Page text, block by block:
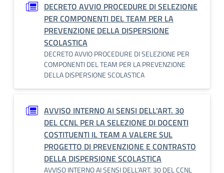
DECRETO AVVIO PROCEDURE DI SELEZIONE
PER COMPONENTI DEL TEAM PER LA
PREVENZIONE DELLA DISPERSIONE
SCOLASTICA
DECRETO AVVIO PROCEDURE DI SELEZIONE PER
COMPONENTI DEL TEAM PER LA PREVENZIONE
DELLA DISPERSIONE SCOLASTICA
AVVISO INTERNO AI SENSI DELL’ART. 30
DEL CCNL PER LA SELEZIONE DI DOCENTI
COSTITUENTI IL TEAM A VALERE SUL
PROGETTO DI PREVENZIONE E CONTRASTO
DELLA DISPERSIONE SCOLASTICA
AVVISO INTERNO AI SENSI DELL’ART. 30 DEL CCNL